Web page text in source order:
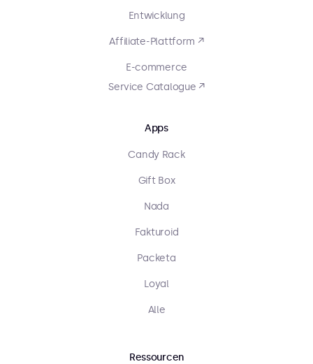
Entwicklung
Affiliate-Plattform ↗
E-commerce
Service Catalogue ↗
Apps
Candy Rack
Gift Box
Nada
Fakturoid
Packeta
Loyal
Alle
Ressourcen